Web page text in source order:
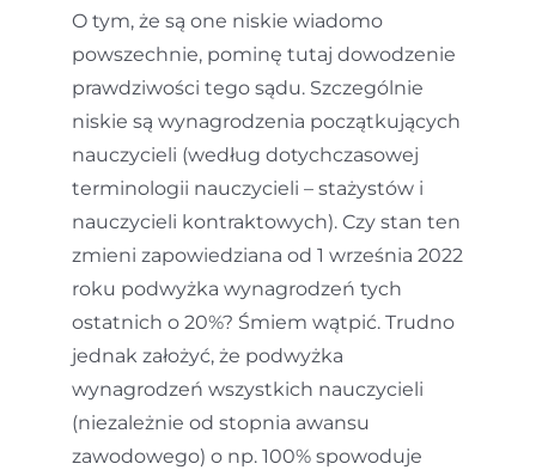
O tym, że są one niskie wiadomo
powszechnie, pominę tutaj dowodzenie
prawdziwości tego sądu. Szczególnie
niskie są wynagrodzenia początkujących
nauczycieli (według dotychczasowej
terminologii nauczycieli – stażystów i
nauczycieli kontraktowych). Czy stan ten
zmieni zapowiedziana od 1 września 2022
roku podwyżka wynagrodzeń tych
ostatnich o 20%? Śmiem wątpić. Trudno
jednak założyć, że podwyżka
wynagrodzeń wszystkich nauczycieli
(niezależnie od stopnia awansu
zawodowego) o np. 100% spowoduje